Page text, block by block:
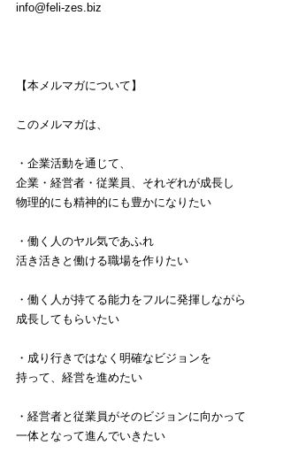
info@feli-zes.biz
【本メルマガについて】
このメルマガは、
・企業活動を通じて、
企業・経営者・従業員、それぞれが成長し
物理的にも精神的にも豊かになりたい
・働く人のヤル気であふれ
活き活きと働ける職場を作りたい
・働く人が持てる能力をフルに発揮しながら
成長してもらいたい
・成り行きではなく明確なビジョンを
持って、経営を進めたい
・経営者と従業員がそのビジョンに向かって
一体となって進んでいきたい